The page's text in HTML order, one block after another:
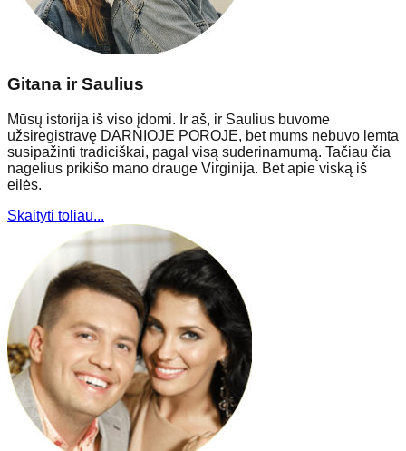
Gitana ir Saulius
Mūsų istorija iš viso įdomi. Ir aš, ir Saulius buvome
užsiregistravę DARNIOJE POROJE, bet mums nebuvo lemta
susipažinti tradiciškai, pagal visą suderinamumą. Tačiau čia
nagelius prikišo mano drauge Virginija. Bet apie viską iš
eilės.
Skaityti toliau...